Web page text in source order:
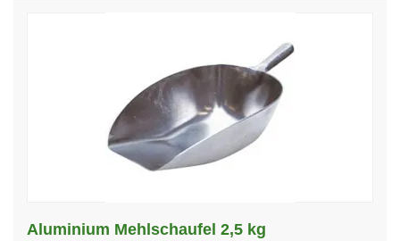
Aluminium Mehlschaufel 2,5 kg